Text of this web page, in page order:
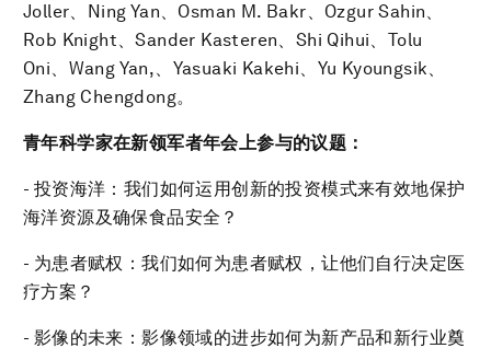
Joller、Ning Yan、Osman M. Bakr、Ozgur Sahin、
Rob Knight、Sander Kasteren、Shi Qihui、Tolu
Oni、Wang Yan,、Yasuaki Kakehi、Yu Kyoungsik、
Zhang Chengdong。
青年科学家在新领军者年会上参与的议题：
- 投资海洋：我们如何运用创新的投资模式来有效地保护
海洋资源及确保食品安全？
- 为患者赋权：我们如何为患者赋权，让他们自行决定医
疗方案？
- 影像的未来：影像领域的进步如何为新产品和新行业奠